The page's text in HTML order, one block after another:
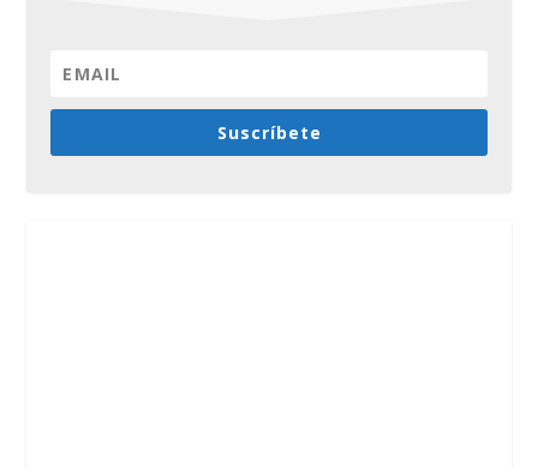
Suscríbete